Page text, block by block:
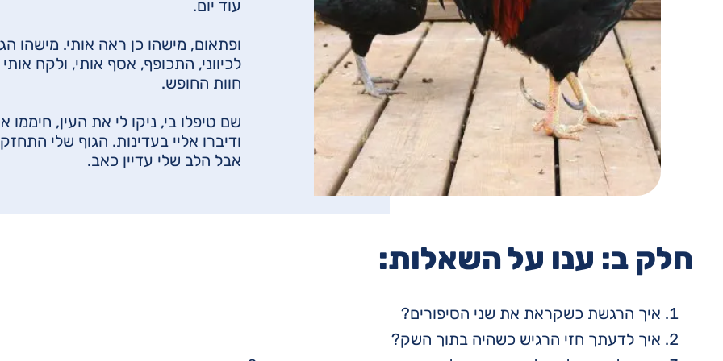
עוד יום.
ופתאום, מישהו כן ראה אותי. מישהו
לכיווני, התכופף, אסף אותי, ולקח
חוות החופש.
שם טיפלו בי, ניקו לי את העין, חיממו
ודיברו אליי בעדינות. הגוף שלי
אבל הלב שלי עדיין כאב.
חלק ב: ענו על השאלות:
איך הרגשת כשקראת את שני הסיפורים?
איך לדעתך חזי הרגיש כשהיה בתוך השק?